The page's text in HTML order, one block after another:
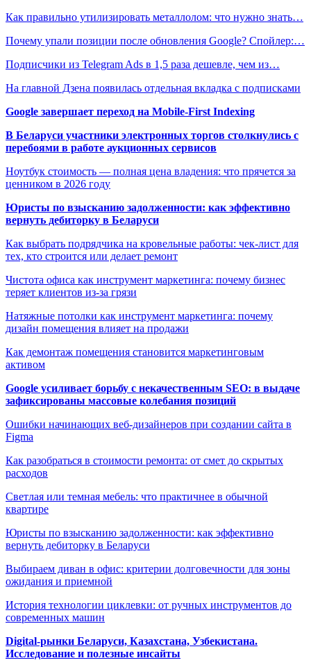
Как правильно утилизировать металлолом: что нужно знать…
Почему упали позиции после обновления Google? Спойлер:…
Подписчики из Telegram Ads в 1,5 раза дешевле, чем из…
На главной Дзена появилась отдельная вкладка с подписками
Google завершает переход на Mobile-First Indexing
В Беларуси участники электронных торгов столкнулись с
перебоями в работе аукционных сервисов
Ноутбук стоимость — полная цена владения: что прячется за
ценником в 2026 году
Юристы по взысканию задолженности: как эффективно
вернуть дебиторку в Беларуси
Как выбрать подрядчика на кровельные работы: чек-лист для
тех, кто строится или делает ремонт
Чистота офиса как инструмент маркетинга: почему бизнес
теряет клиентов из-за грязи
Натяжные потолки как инструмент маркетинга: почему
дизайн помещения влияет на продажи
Как демонтаж помещения становится маркетинговым
активом
Google усиливает борьбу с некачественным SEO: в выдаче
зафиксированы массовые колебания позиций
Ошибки начинающих веб-дизайнеров при создании сайта в
Figma
Как разобраться в стоимости ремонта: от смет до скрытых
расходов
Светлая или темная мебель: что практичнее в обычной
квартире
Юристы по взысканию задолженности: как эффективно
вернуть дебиторку в Беларуси
Выбираем диван в офис: критерии долговечности для зоны
ожидания и приемной
История технологии циклевки: от ручных инструментов до
современных машин
Digital-рынки Беларуси, Казахстана, Узбекистана.
Исследование и полезные инсайты